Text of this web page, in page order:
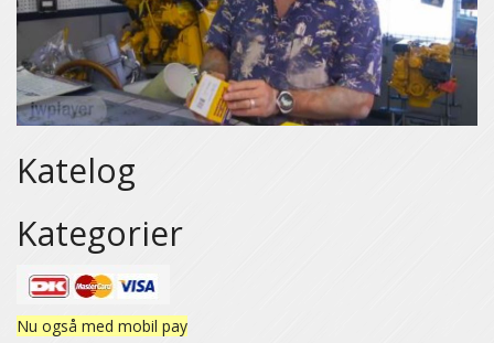
Katelog
Kategorier
Nu også med mobil pay